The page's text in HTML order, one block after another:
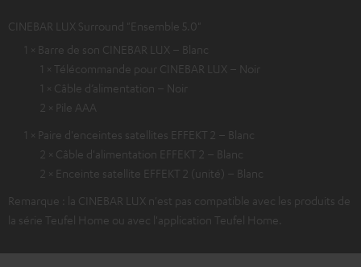
CINEBAR LUX Surround "Ensemble 5.0"
1 × Barre de son CINEBAR LUX – Blanc
1 × Télécommande pour CINEBAR LUX – Noir
1 × Câble d’alimentation – Noir
2 × Pile AAA
1 × Paire d'enceintes satellites EFFEKT 2 – Blanc
2 × Câble d'alimentation EFFEKT 2 – Blanc
2 × Enceinte satellite EFFEKT 2 (unité) – Blanc
Remarque : la CINEBAR LUX n'est pas compatible avec les produits de
la série Teufel Home ou avec l'application Teufel Home.